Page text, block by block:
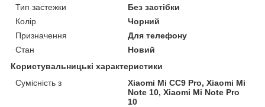
Тип застежки
Без застібки
Колір
Чорний
Призначення
Для телефону
Стан
Новий
Користувальницькі характеристики
Сумісність з
Xiaomi Mi CC9 Pro, Xiaomi Mi
Note 10, Xiaomi Mi Note Pro
10